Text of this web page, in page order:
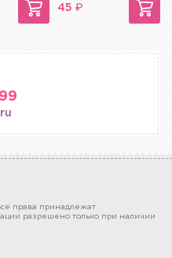
45 ₽
права принадлежат
разрешено только при наличии